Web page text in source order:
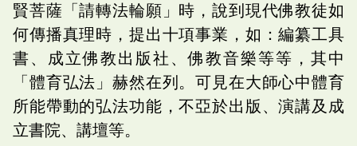
賢菩薩「請轉法輪願」時，說到現代佛教徒如
何傳播真理時，提出十項事業，如：編纂工具
書、成立佛教出版社、佛教音樂等等，其中
「體育弘法」赫然在列。可見在大師心中體育
所能帶動的弘法功能，不亞於出版、演講及成
立書院、講壇等。